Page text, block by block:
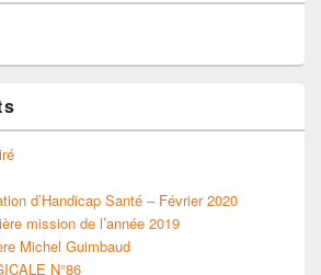
d’Handicap Santé – Février 2020
mission de l’année 2019
Michel Guimbaud
N°86